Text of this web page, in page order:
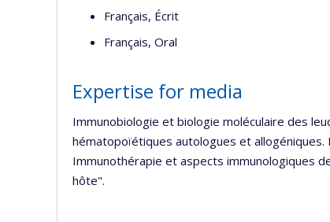
Français, Écrit
Français, Oral
Expertise for media
Immunobiologie et biologie moléculaire des
hématopoïétiques autologues et
Immunothérapie et aspects immunologiques
hôte".